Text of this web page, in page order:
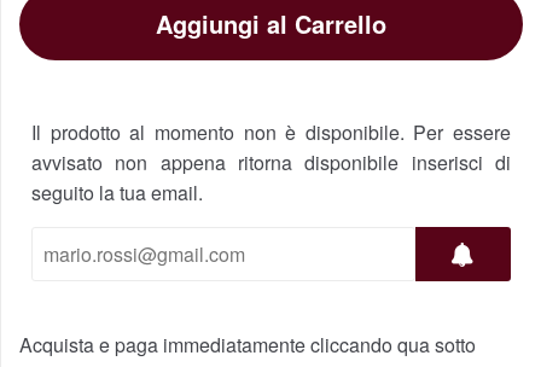
Aggiungi al Carrello
Il prodotto al momento non è disponibile. Per essere
avvisato non appena ritorna disponibile inserisci di
seguito la tua email.
Acquista e paga immediatamente cliccando qua sotto